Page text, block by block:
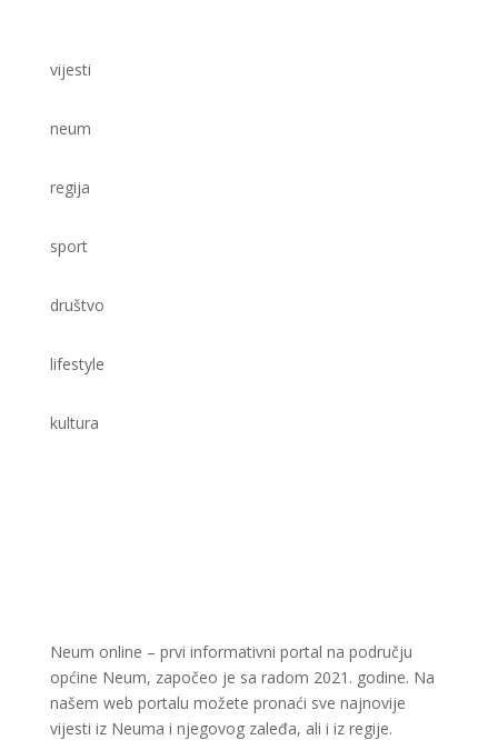
vijesti
neum
regija
sport
društvo
lifestyle
kultura
Neum online – prvi informativni portal na području
općine Neum, započeo je sa radom 2021. godine. Na
našem web portalu možete pronaći sve najnovije
vijesti iz Neuma i njegovog zaleđa, ali i iz regije.